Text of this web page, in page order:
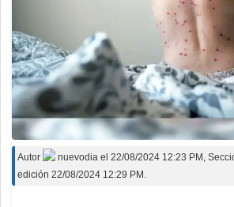
Autor nuevodia el 22/08/2024 12:23 PM,
edición 22/08/2024 12:29 PM.